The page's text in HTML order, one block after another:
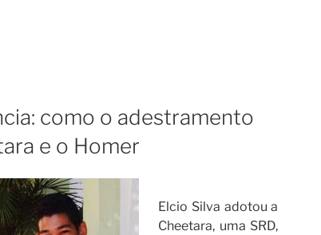
como o adestramento
e o Homer
Elcio Silva adotou a
Cheetara, uma SRD,